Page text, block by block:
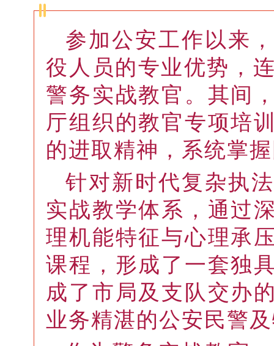
参加公安工作以来
役人员的专业优势，
警务实战教官。其间
厅组织的教官专项培
的进取精神，系统掌
针对新时代复杂执
实战教学体系，通过
理机能特征与心理承
课程，形成了一套独
成了市局及支队交办
业务精湛的公安民警